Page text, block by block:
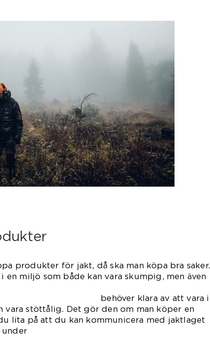
produkter för jakt, då ska man köpa bra saker.
en miljö som både kan vara skumpig, men även
av att vara i
vara stöttålig. Det gör den om man köper en
lita på att du kan kommunicera med jaktlaget
under